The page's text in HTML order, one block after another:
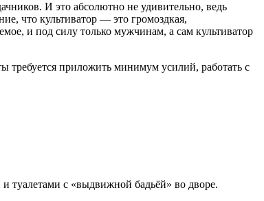
И это абсолютно не удивительно, ведь
что культиватор — это громоздкая,
и под силу только мужчинам, а сам культиватор
требуется приложить минимум усилий, работать с
туалетами с «выдвижной бадьёй» во дворе.